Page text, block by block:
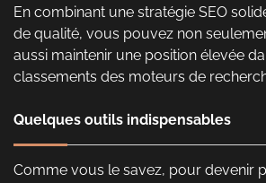
En combinant une stratégie SEO
de qualité, vous pouvez non
aussi maintenir une position élevée
classements des moteurs de
Quelques outils indispensables
Comme vous le savez, pour devenir